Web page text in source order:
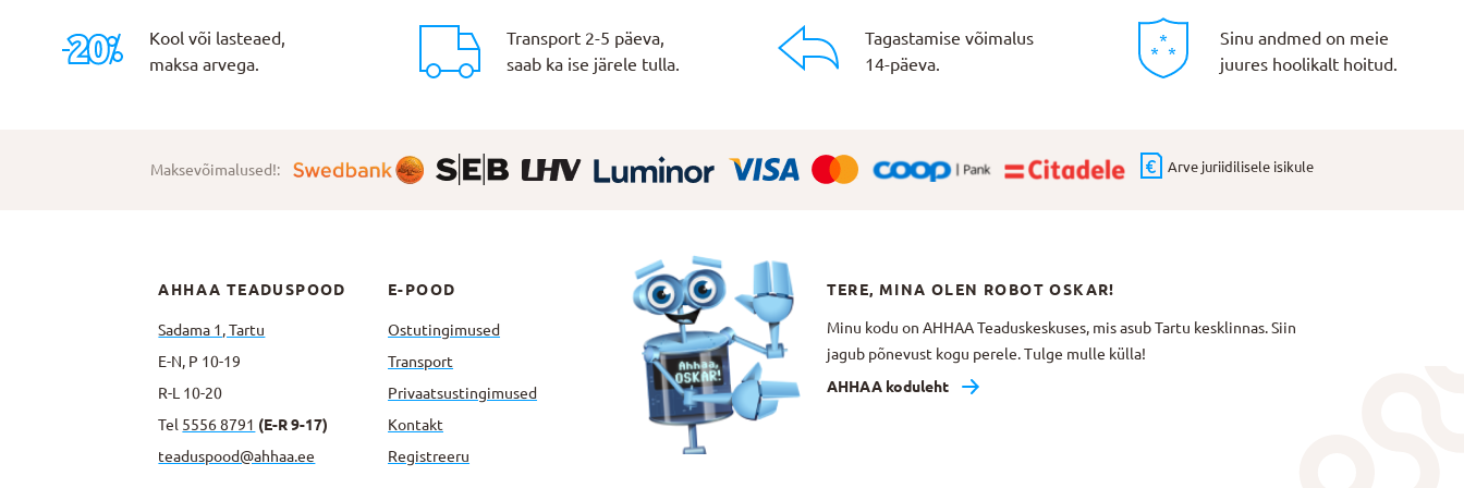
Kool või lasteaed,
maksa arvega.
Transport 2-5 päeva,
saab ka ise järele tulla.
Tagastamise võimalus
14-päeva.
Sinu andmed on meie
juures hoolikalt hoitud.
Maksevõimalused!: Arve juriidilisele isikule
AHHAA TEADUSPOOD
Sadama 1, Tartu
E-N, P 10-19
R-L 10-20
Tel 5556 8791 (E-R 9-17)
teaduspood@ahhaa.ee
E-POOD
Ostutingimused
Transport
Privaatsus­tingimused
Kontakt
Registreeru
TERE, MINA OLEN ROBOT OSKAR!
Minu kodu on AHHAA Teaduskeskuses, mis asub Tartu kesklinnas. Siin
jagub põnevust kogu perele. Tulge mulle külla!
AHHAA koduleht